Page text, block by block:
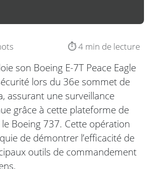
⏱️ 4 min de lecture
son Boeing E-7T Peace Eagle
lors du 36e sommet de
assurant une surveillance
grâce à cette plateforme de
Boeing 737. Cette opération
de démontrer l’efficacité de
outils de commandement